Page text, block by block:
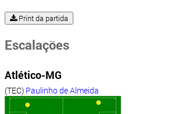
Print da partida
Escalações
Atlético-MG
(TEC) Paulinho de Almeida